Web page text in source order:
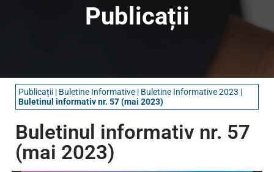
Publicații
Publicații | Buletine Informative​ | Buletine Informative 2023 |
Buletinul informativ nr. 57 (mai 2023)
Buletinul informativ nr. 57
(mai 2023)